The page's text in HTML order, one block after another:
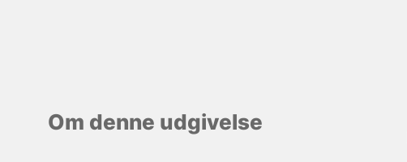
Om denne udgivelse